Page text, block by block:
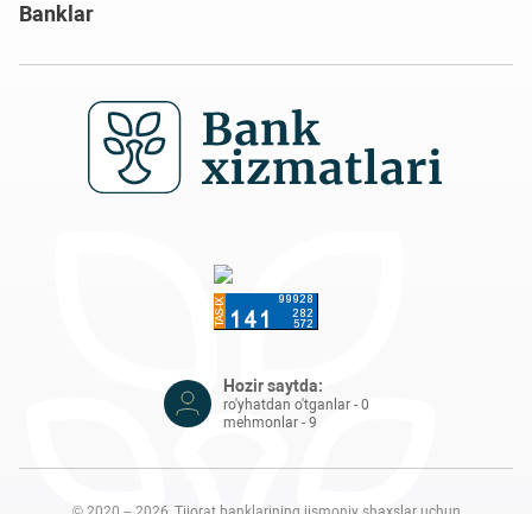
Banklar
Hozir saytda:
ro'yhatdan o'tganlar - 0
mehmonlar - 9